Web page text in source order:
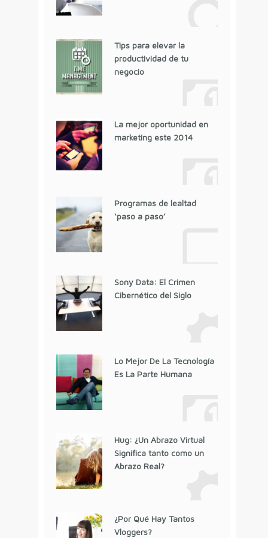
Tips para elevar la
productividad de tu
negocio
La mejor oportunidad en
marketing este 2014
Programas de lealtad
‘paso a paso’
Sony Data: El Crimen
Cibernético del Siglo
Lo Mejor De La Tecnología
Es La Parte Humana
Hug: ¿Un Abrazo Virtual
Significa tanto como un
Abrazo Real?
¿Por Qué Hay Tantos
Vloggers?